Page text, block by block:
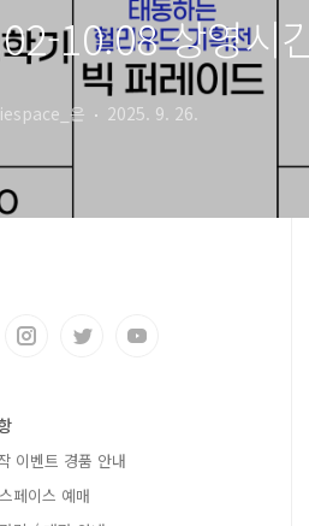
10.08 상영시
은 2025. 9. 26.
이벤트 경품 안내
페이스 예매